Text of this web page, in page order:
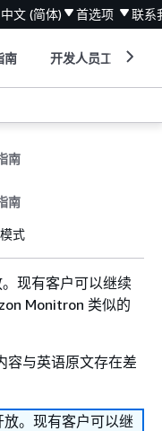
中文 (简体) 首选项 联系
南 开发人员工具
南
南
式
现有客户可以继续
Monitron 类似的
容与英语原文存在差
。现有客户可以继